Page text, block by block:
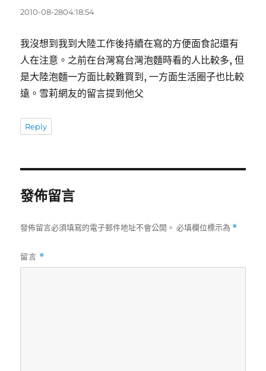
2010-08-2804:18:54
我沒想到我到大陸工作後持續在寫的方便面食記還有
人在注意。之前在台灣寫台灣泡麵時看的人比較多, 但
是大陸泡麵一方面比較難買到, 一方面生活圈子也比較
遠。雪莉網友的留言提到他父
Reply
發佈留言
發佈留言必須填寫的電子郵件地址不會公開。 必填欄位標示為 *
留言 *